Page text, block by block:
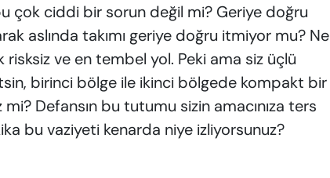
çok ciddi bir sorun değil mi? Geriye doğru
aslında takımı geriye doğru itmiyor mu? Ne
ve en tembel yol. Peki ama siz üçlü
birinci bölge ile ikinci bölgede kompakt bir
Defansın bu tutumu sizin amacınıza ters
bu vaziyeti kenarda niye izliyorsunuz?